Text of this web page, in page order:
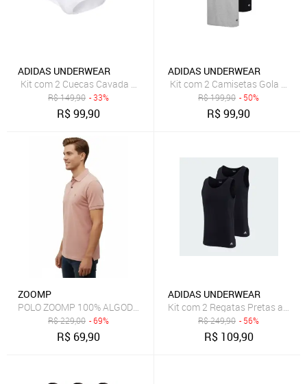
ADIDAS UNDERWEAR
Kit com 2 Cuecas Cavada Baixa adidas Underwear Branco
R$149,90 - 33%
R$99,90
ADIDAS UNDERWEAR
Kit com 2 Camisetas Gola
R$199,90 - 50%
R$99,90
ZOOMP
POLO ZOOMP 100% ALGODÃO
R$229,00 - 69%
R$ 69,90
ADIDAS UNDERWEAR
Kit com 2 Regatas Pretas
R$249,90 - 56%
R$ 109,90